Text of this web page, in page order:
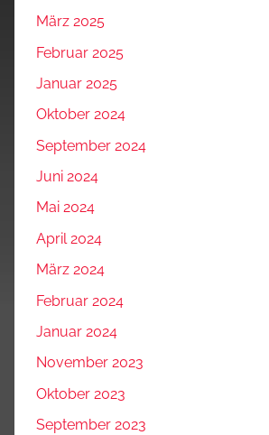
März 2025
Februar 2025
Januar 2025
Oktober 2024
September 2024
Juni 2024
Mai 2024
April 2024
März 2024
Februar 2024
Januar 2024
November 2023
Oktober 2023
September 2023